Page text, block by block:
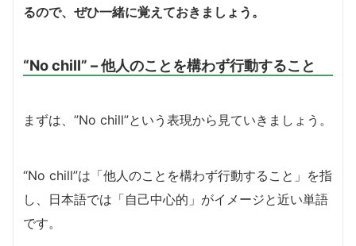
るので、ぜひ一緒に覚えておきましょう。
“No chill” – 他人のことを構わず行動すること
まずは、”No chill”という表現から見ていきましょう。
“No chill”は「他人のことを構わず行動すること」を指
し、日本語では「自己中心的」がイメージと近い単語
です。